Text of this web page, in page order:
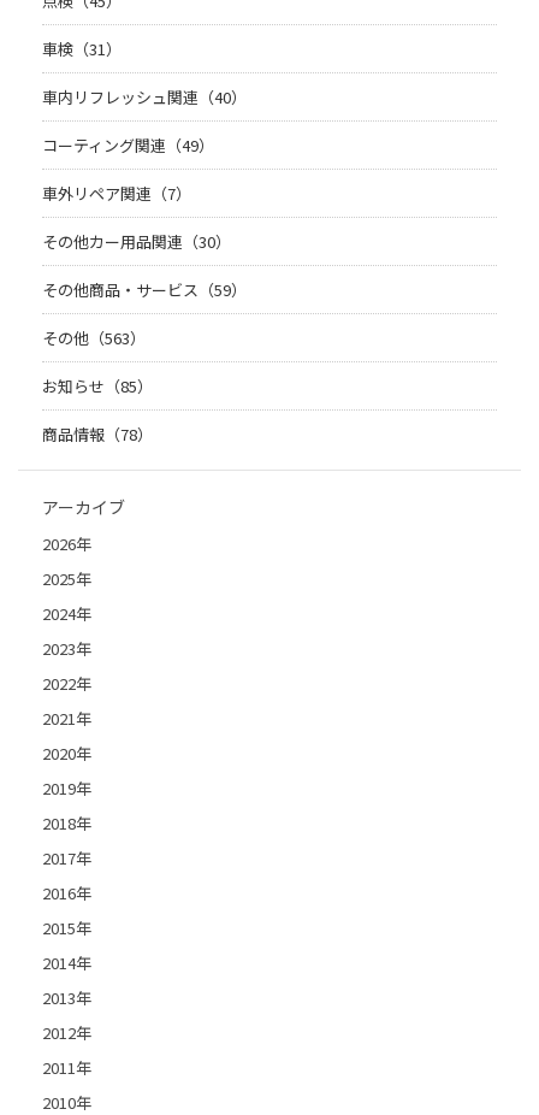
車検（31）
車内リフレッシュ関連（40）
コーティング関連（49）
車外リペア関連（7）
その他カー用品関連（30）
その他商品・サービス（59）
その他（563）
お知らせ（85）
商品情報（78）
アーカイブ
2026年
2025年
2024年
2023年
2022年
2021年
2020年
2019年
2018年
2017年
2016年
2015年
2014年
2013年
2012年
2011年
2010年